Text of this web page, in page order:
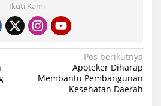
Ikuti Kami
Pos berikutnya
Apoteker Diharap
Membantu Pembangunan
Kesehatan Daerah